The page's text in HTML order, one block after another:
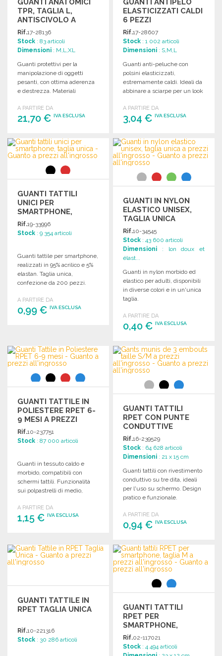
GUANTI ANATOMICI
TPR, TAGLIA L,
ANTISCIVOLO A
PREZZI
ALL'INGROSSO
Rif.17-28136
Stock : 83 articoli
Dimensioni : M,L,XL
Guanti protettivi per la
manipolazione di oggetti
pesanti, con ottima aderenza
e destrezza. Materiali
Certificati di sicurezza.
A PARTIRE DA
21,70 € IVA ESCLUSA
ORDINARE
Richiedi un preventivo
GUANTI ANTIPELO
ELASTICIZZATI CALDI
6 PEZZI
Rif.17-28607
Stock : 1 002 articoli
Dimensioni : S,M,L
Guanti anti-peluche con
polsini elasticizzati,
estremamente caldi. Ideali da
abbinare a sciarpe per un look
A PARTIRE DA
3,04 €IVA ESCLUSA
ORDINARE
Richiedi un preventivo
GUANTI TATTILI
UNICI PER
SMARTPHONE,
TAGLIA UNICA
Rif.19-33996
Stock : 9 354 articoli
Guanti tattile per smartphone,
realizzati in 95% acrilico e 5%
elastan. Taglia unica,
confezione da 200 pezzi.
A PARTIRE DA
0,99 € IVA ESCLUSA
Richiedi un preventivo
GUANTI IN NYLON
ELASTICO UNISEX,
TAGLIA UNICA
Rif.10-34545
Stock : 43 600 articoli
Dimensioni : lon doux et
élast...
Guanti in nylon morbido ed
elastico per adulti, disponibili
in diverse colori e in un'unica
taglia.
A PARTIRE DA
0,40 €IVA ESCLUSA
ORDINARE
Richiedi un preventivo
GUANTI TATTILE IN
POLIESTERE RPET 6-
9 MESI A PREZZI
ALL'INGROSSO
Rif.10-237751
Stock : 87 000 articoli
Guanti in tessuto caldo e
morbido, compatibili con
schermi tattili. Funzionalità
sui polpastrelli di medio,
A PARTIRE DA
1,15 € IVA ESCLUSA
Richiedi un preventivo
GUANTI TATTILI
RPET CON PUNTE
CONDUTTIVE
Rif.16-239529
Stock : 64 628 articoli
Dimensioni : 21 x 15 cm
Guanti tattili con rivestimento
conduttivo su tre dita, ideali
per l'uso su schermo. Design
pratico e funzionale.
A PARTIRE DA
0,94 €IVA ESCLUSA
ORDINARE
Richiedi un preventivo
GUANTI TATTILE IN
RPET TAGLIA UNICA
Rif.10-221316
Stock : 30 286 articoli
GUANTI TATTILI
RPET PER
SMARTPHONE,
TAGLIA M
Rif.02-117021
Stock : 4 494 articoli